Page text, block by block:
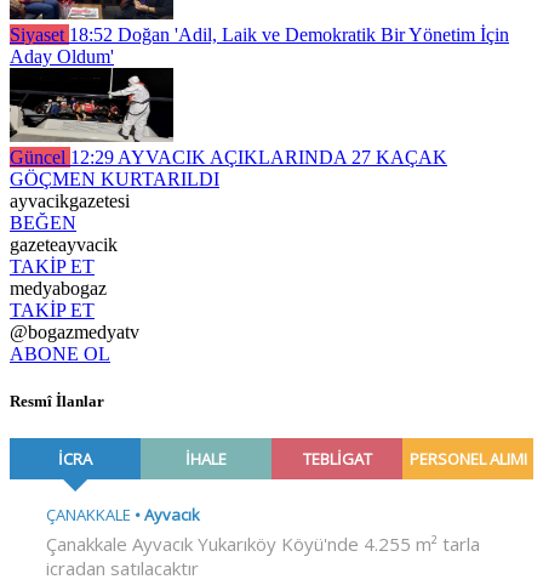
Siyaset 18:52 Doğan 'Adil, Laik ve Demokratik Bir Yönetim İçin
Aday Oldum'
Güncel 12:29 AYVACIK AÇIKLARINDA 27 KAÇAK
GÖÇMEN KURTARILDI
ayvacikgazetesi
BEĞEN
gazeteayvacik
TAKİP ET
medyabogaz
TAKİP ET
@bogazmedyatv
ABONE OL
Resmî İlanlar